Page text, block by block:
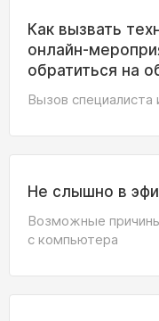
Как вызвать
онлайн-
обратиться на
Вызов
Не слышно в
Возможные
с компьютера